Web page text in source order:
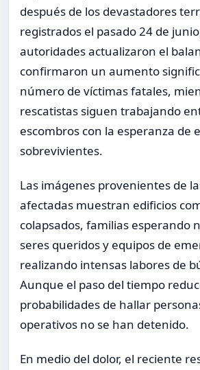
después de los devastadores
registrados el pasado 24 de
autoridades actualizaron el
confirmaron un aumento
número de víctimas fatales,
rescatistas siguen trabajando
escombros con la esperanza de
sobrevivientes.
Las imágenes provenientes de
afectadas muestran edificios
colapsados, familias esperando
seres queridos y equipos de
realizando intensas labores de
Aunque el paso del tiempo
probabilidades de hallar
operativos no se han detenido.
En medio del dolor, el reciente